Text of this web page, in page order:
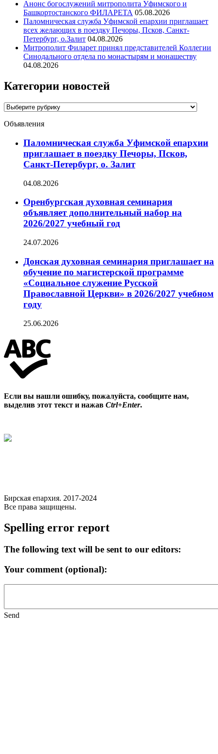
Анонс богослужений митрополита Уфимского и
Башкортостанского ФИЛАРЕТА 05.08.2026
Паломническая служба Уфимской епархии приглашает
всех желающих в поездку Печоры, Псков, Санкт-
Петербург, о.Залит 04.08.2026
Митрополит Филарет принял представителей Коллегии
Синодального отдела по монастырям и монашеству
04.08.2026
Категории новостей
Категории
Объявления
Паломническая служба Уфимской епархии
приглашает в поездку Печоры, Псков,
Санкт-Петербург, о. Залит
04.08.2026
Оренбургская духовная семинария
объявляет дополнительный набор на
2026/2027 учебный год
24.07.2026
Донская духовная семинария приглашает на
обучение по магистерской программе
«Социальное служение Русской
Православной Церкви» в 2026/2027 учебном
году
25.06.2026
Если вы нашли ошибку, пожалуйста, сообщите нам,
выделив этот текст и нажав Ctrl+Enter.
Бирская епархия. 2017-2024
Все права защищены.
Spelling error report
The following text will be sent to our editors:
Your comment (optional):
Send